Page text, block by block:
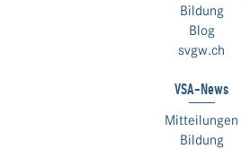
Bildung
Blog
svgw.ch
VSA-News
Mitteilungen
Bildung